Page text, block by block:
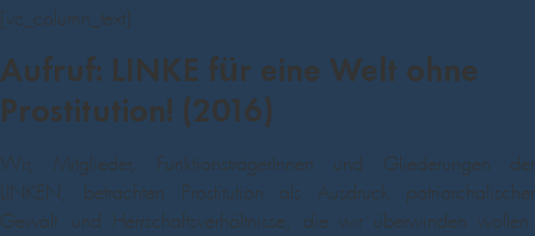
[vc_column_text]
Aufruf: LINKE für eine Welt ohne
Prostitution! (2016)
Wir, Mitglieder, FunktionsträgerInnen und Gliederungen der
LINKEN, betrachten Prostitution als Ausdruck patriarchalischer
Gewalt- und Herrschaftsverhältnisse, die wir überwinden wollen.